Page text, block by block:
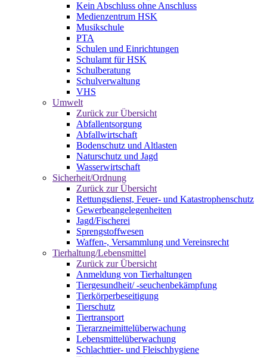
Kein Abschluss ohne Anschluss
Medienzentrum HSK
Musikschule
PTA
Schulen und Einrichtungen
Schulamt für HSK
Schulberatung
Schulverwaltung
VHS
Umwelt
Zurück zur Übersicht
Abfallentsorgung
Abfallwirtschaft
Bodenschutz und Altlasten
Naturschutz und Jagd
Wasserwirtschaft
Sicherheit/Ordnung
Zurück zur Übersicht
Rettungsdienst, Feuer- und Katastrophenschutz
Gewerbeangelegenheiten
Jagd/Fischerei
Sprengstoffwesen
Waffen-, Versammlung und Vereinsrecht
Tierhaltung/Lebensmittel
Zurück zur Übersicht
Anmeldung von Tierhaltungen
Tiergesundheit/ -seuchenbekämpfung
Tierkörperbeseitigung
Tierschutz
Tiertransport
Tierarzneimittelüberwachung
Lebensmittelüberwachung
Schlachttier- und Fleischhygiene